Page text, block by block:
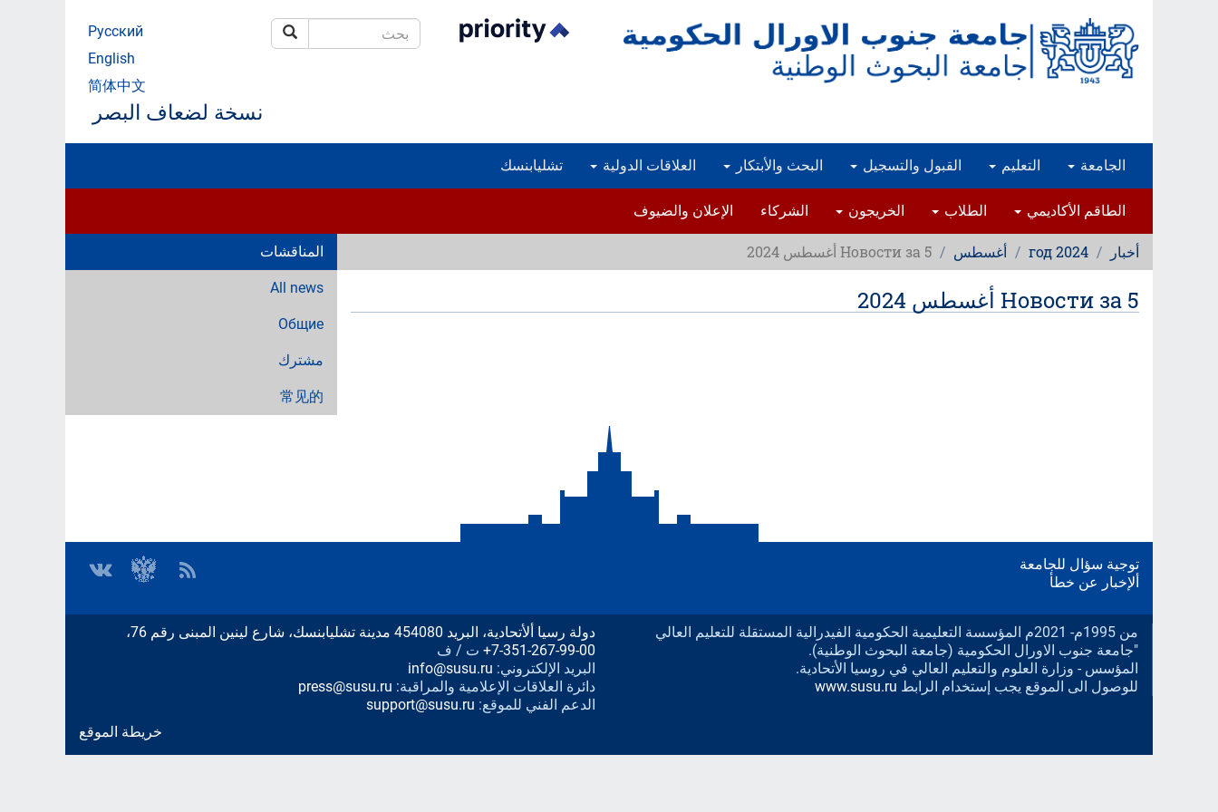
بحث
Русский
English
简体中文
نسخة لضعاف البصر
الجامعة التعليم القبول والتسجيل البحث والأبتكار العلاقات الدولية تشليابنسك
الطاقم الأكاديمي الطلاب الخريجون الشركاء الإعلان والضيوف
أخبار 2024 год أغسطس Новости за 5 أغسطس 2024
Новости за 5 أغسطس 2024
المناقشات
All news
Общие
مشترك
常见的
توجية سؤال للجامعة
ألإخبار عن خطأ
من 1995م- 2021م المؤسسة التعليمية الحكومية الفيدرالية المستقلة للتعليم العالي
"جامعة جنوب الاورال الحكومية (جامعة البحوث الوطنية).
المؤسس - وزارة العلوم والتعليم العالي في روسيا الأتحادية.
للوصول الى الموقع يجب إستخدام الرابط www.susu.ru
دولة رسيا ألأتحادية، البريد 454080 مدينة تشليابنسك، شارع لينين المبنى رقم 76،
+7-351-267-99-00 ت / ف
البريد الإلكتروني: info@susu.ru
دائرة العلاقات الإعلامية والمراقبة: press@susu.ru
الدعم الفني للموقع: support@susu.ru
خريطة الموقع